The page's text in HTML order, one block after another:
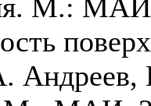
М.: